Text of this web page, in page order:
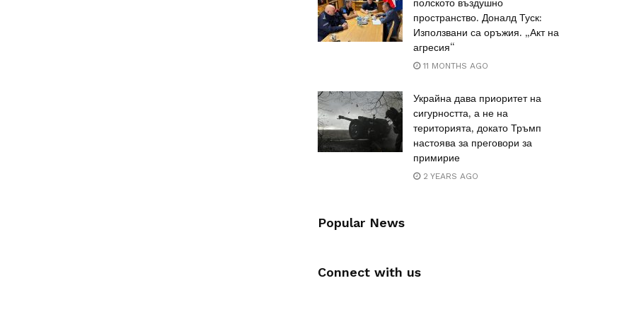
полското въздушно
пространство. Доналд Туск:
Използвани са оръжия. „Акт на
агресия“
11 MONTHS AGO
Украйна дава приоритет на
сигурността, а не на
територията, докато Тръмп
настоява за преговори за
примирие
2 YEARS AGO
Popular News
Connect with us